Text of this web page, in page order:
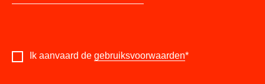
Ik aanvaard de gebruiksvoorwaarden*